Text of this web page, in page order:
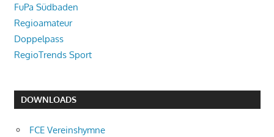
FuPa Südbaden
Regioamateur
Doppelpass
RegioTrends Sport
DOWNLOADS
FCE Vereinshymne